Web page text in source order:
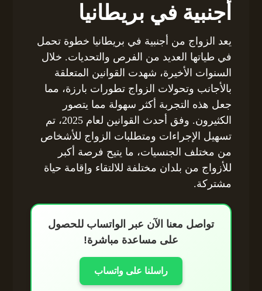
أجنبية في بريطانيا
يعد الزواج من أجنبية في بريطانيا خطوة تحمل
في طياتها العديد من الفرص والتحديات. خلال
السنوات الأخيرة، شهدت القوانين المتعلقة
بالأجانب وتحولات الزواج تطورات بارزة، مما
جعل هذه التجربة أكثر سهولة مما يتصور
الكثيرون. وفق أحدث القوانين لعام 2025، تم
تسهيل الإجراءات ومتطلبات الزواج للأشخاص
من مختلف الجنسيات، ما يتيح فرصة أكبر
للأزواج من بلدان مختلفة للالتقاء وإقامة حياة
مشتركة.
تواصل معنا الآن عبر الواتساب للحصول
على مساعدة مباشرة!
راسلنا على واتساب